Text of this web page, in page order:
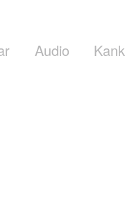
Audio